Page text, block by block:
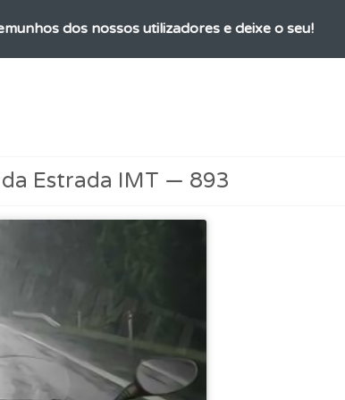
dos nossos utilizadores e deixe o seu!
não perder as suas estatísticas.
lhe questões a que ainda não respondeu.
lhe as questões mais falhadas na plataforma.
Estrada IMT — 893